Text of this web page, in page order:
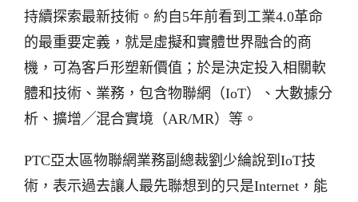
持續探索最新技術。約自5年前看到工業4.0革命
的最重要定義，就是虛擬和實體世界融合的商
機，可為客戶形塑新價值；於是決定投入相關軟
體和技術、業務，包含物聯網（IoT）、大數據分
析、擴增╱混合實境（AR/MR）等。
PTC亞太區物聯網業務副總裁劉少綸說到IoT技
術，表示過去讓人最先聯想到的只是Internet，能